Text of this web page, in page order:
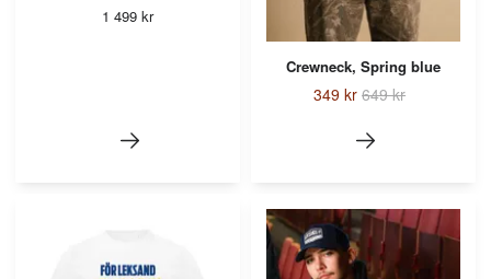
1 499 kr
Crewneck, Spring blue
349 kr 649 kr